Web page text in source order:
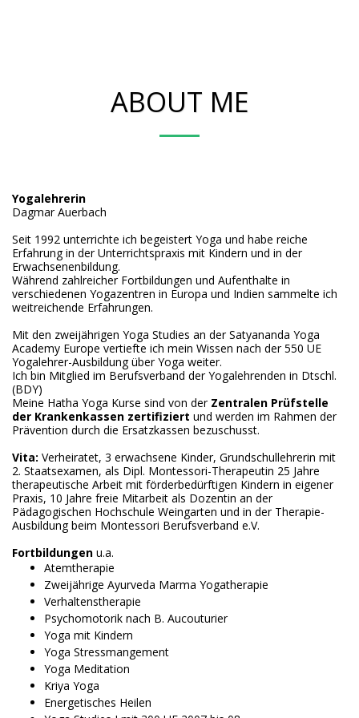
ABOUT ME
Yogalehrerin
Dagmar Auerbach
Seit 1992 unterrichte ich begeistert Yoga und habe reiche
Erfahrung in der Unterrichtspraxis mit Kindern und in der
Erwachsenenbildung.
Während zahlreicher Fortbildungen und Aufenthalte in
verschiedenen Yogazentren in Europa und Indien sammelte ich
weitreichende Erfahrungen.
Mit den zweijährigen Yoga Studies an der Satyananda Yoga
Academy Europe vertiefte ich mein Wissen nach der 550 UE
Yogalehrer-Ausbildung über Yoga weiter.
Ich bin Mitglied im Berufsverband der Yogalehrenden in Dtschl.
(BDY)
Meine Hatha Yoga Kurse sind von der Zentralen Prüfstelle
der Krankenkassen zertifiziert und werden im Rahmen der
Prävention durch die Ersatzkassen bezuschusst.
Vita: Verheiratet, 3 erwachsene Kinder, Grundschullehrerin mit
2. Staatsexamen, als Dipl. Montessori-Therapeutin 25 Jahre
therapeutische Arbeit mit förderbedürftigen Kindern in eigener
Praxis, 10 Jahre freie Mitarbeit als Dozentin an der
Pädagogischen Hochschule Weingarten und in der Therapie-
Ausbildung beim Montessori Berufsverband e.V.
Fortbildungen u.a.
Atemtherapie
Zweijährige Ayurveda Marma Yogatherapie
Verhaltenstherapie
Psychomotorik nach B. Aucouturier
Yoga mit Kindern
Yoga Stressmangement
Yoga Meditation
Kriya Yoga
Energetisches Heilen